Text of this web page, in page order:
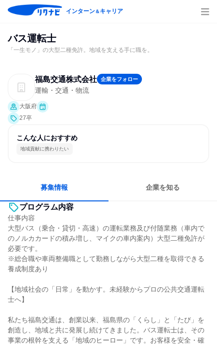
インターン＆キャリア
バス運転士
「一生モノ」の大型二種免許。地域を支える手に職を。
福島交通株式会社 企業をフォロー
運輸・交通・物流
大阪府
27卒
こんな人におすすめ
地域貢献に携わりたい
募集情報 企業を知る
プログラム内容
仕事内容
大型バス（乗合・貸切・高速）の運転業務及び付随業務（車内で
のノルカカードの積み増し、マイクの車内案内）大型二種免許が
必要です。
※総合職や車両整備職として勤務しながら大型二種を取得できる
養成制度あり
【地域社会の「日常」を動かす。未経験からプロの公共交通運転
士へ】
私たち福島交通は、創業以来、福島県の「くらし」と「たび」を
創造し、地域と共に発展し続けてきました。バス運転士は、その
事業の根幹を支える「地域のヒーロー」です。お客様を安全・確